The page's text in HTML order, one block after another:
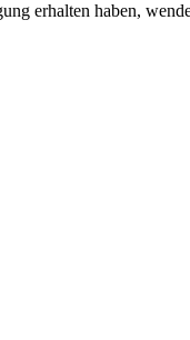
erhalten haben,